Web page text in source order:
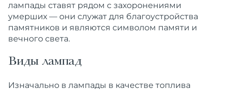
лампады ставят рядом с захоронениями
умерших — они служат для благоустройства
памятников и являются символом памяти и
вечного света.
Виды лампад
Изначально в лампады в качестве топлива